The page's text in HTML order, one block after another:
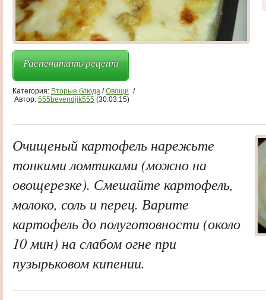
Распечатать рецепт
Категория: Вторые блюда /Овощи /
Автор: 555bevendjik555 (30.03.15)
Очищеный картофель нарежьте
тонкими ломтиками (можно на
овощерезке). Смешайте картофель,
молоко, соль и перец. Варите
картофель до полуготовности (около
10 мин) на слабом огне при
пузырьковом кипении.